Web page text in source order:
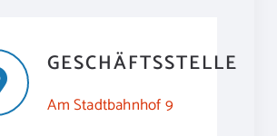
GESCHÄFTSSTELLE
Am Stadtbahnhof 9